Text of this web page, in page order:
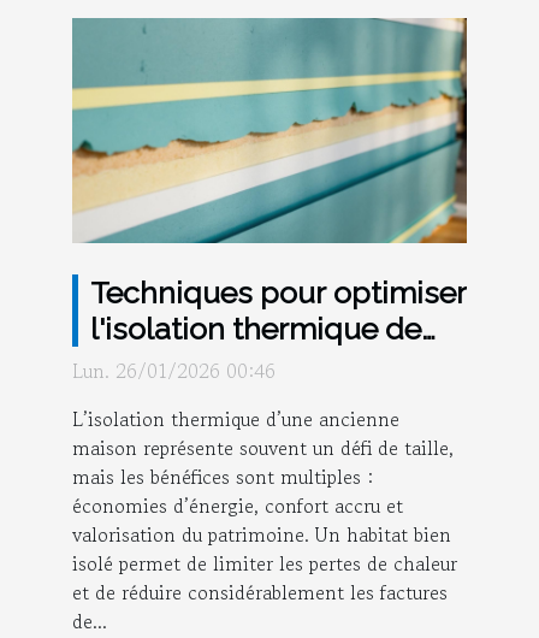
Techniques pour optimiser
l'isolation thermique de
votre ancienne maison
Lun. 26/01/2026 00:46
L’isolation thermique d’une ancienne
maison représente souvent un défi de taille,
mais les bénéfices sont multiples :
économies d’énergie, confort accru et
valorisation du patrimoine. Un habitat bien
isolé permet de limiter les pertes de chaleur
et de réduire considérablement les factures
de...